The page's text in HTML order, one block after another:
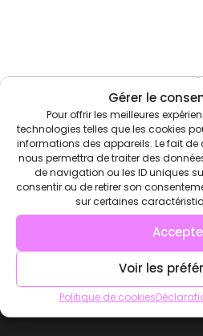
Gérer le
Pour offrir les meilleures
technologies telles que les cookies
informations des appareils. Le fait
nous permettra de traiter des
de navigation ou les ID uniques
consentir ou de retirer son
sur certaines
Voir les
Politique de cookies